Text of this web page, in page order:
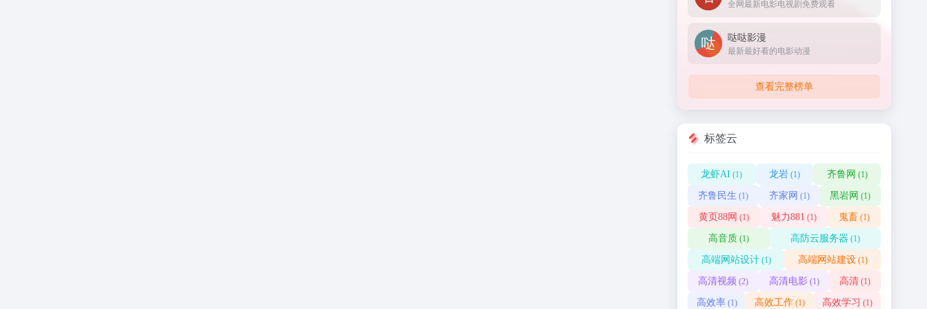
全网最新电影电视剧免费观看
哒哒影漫
最新最好看的电影动漫
查看完整榜单
标签云
龙虾AI (1) 龙岩 (1) 齐鲁网 (1)
齐鲁民生 (1) 齐家网 (1) 黑岩网 (1)
黄页88网 (1) 魅力881 (1) 鬼畜 (1)
高音质 (1) 高防云服务器 (1)
高端网站设计(1) 高端网站建设(1)
高清视频 (2) 高清电影 (1) 高清 (1)
高效率(1) 高效工作(1) 高效学习 (1)